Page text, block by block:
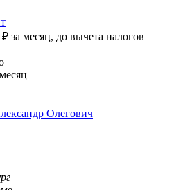
₽ за месяц, до вычета налогов
Олегович